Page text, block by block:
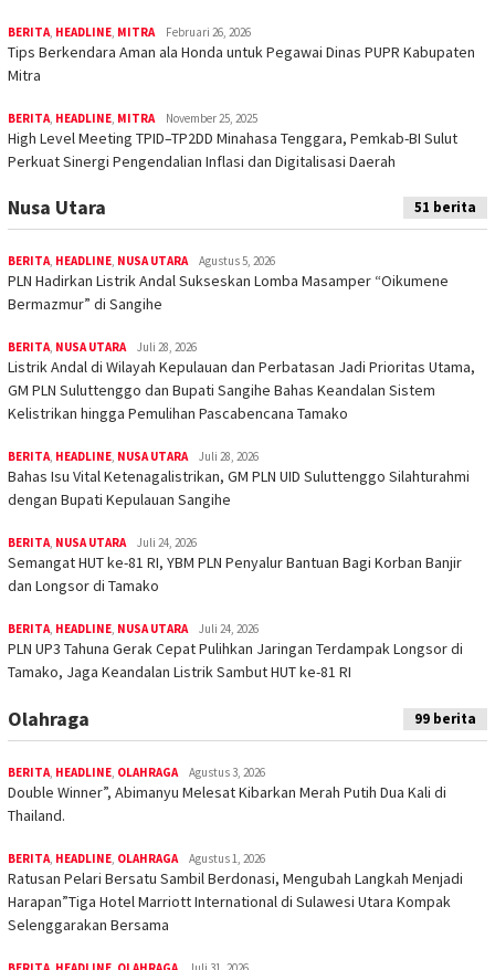
BERITA HEADLINE MITRA Februari 26, 2026
Tips Berkendara Aman ala Honda untuk Pegawai Dinas PUPR Kabupaten
Mitra
BERITA HEADLINE MITRA November 25, 2025
High Level Meeting TPID–TP2DD Minahasa Tenggara, Pemkab-BI Sulut
Perkuat Sinergi Pengendalian Inflasi dan Digitalisasi Daerah
Nusa Utara 51 berita
BERITA, HEADLINE, NUSA UTARA Agustus 5, 2026
PLN Hadirkan Listrik Andal Sukseskan Lomba Masamper “Oikumene
Bermazmur” di Sangihe
BERITA, NUSA UTARA Juli 28, 2026
Listrik Andal di Wilayah Kepulauan dan Perbatasan Jadi Prioritas Utama,
GM PLN Suluttenggo dan Bupati Sangihe Bahas Keandalan Sistem
Kelistrikan hingga Pemulihan Pascabencana Tamako
BERITA, HEADLINE, NUSA UTARA Juli 28, 2026
Bahas Isu Vital Ketenagalistrikan, GM PLN UID Suluttenggo Silahturahmi
dengan Bupati Kepulauan Sangihe
BERITA, NUSA UTARA Juli 24, 2026
Semangat HUT ke-81 RI, YBM PLN Penyalur Bantuan Bagi Korban Banjir
dan Longsor di Tamako
BERITA, HEADLINE, NUSA UTARA Juli 24, 2026
PLN UP3 Tahuna Gerak Cepat Pulihkan Jaringan Terdampak Longsor di
Tamako, Jaga Keandalan Listrik Sambut HUT ke-81 RI
Olahraga 99 berita
BERITA HEADLINE OLAHRAGA Agustus 3, 2026
Double Winner”, Abimanyu Melesat Kibarkan Merah Putih Dua Kali di
Thailand.
BERITA HEADLINE OLAHRAGA Agustus 1, 2026
Ratusan Pelari Bersatu Sambil Berdonasi, Mengubah Langkah Menjadi
Harapan”Tiga Hotel Marriott International di Sulawesi Utara Kompak
Selenggarakan Bersama